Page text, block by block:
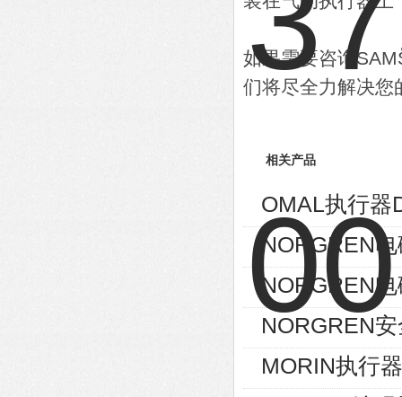
如果需要咨询
们将尽全力解决您
相关产品
OMAL执行器
NORGREN
NORGREN
NORGREN
MORIN执行